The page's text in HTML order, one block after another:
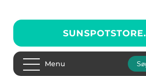
SUNSPOTSTORE.
Menu